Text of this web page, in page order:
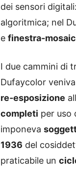
dei sensori
algoritmica; nel
e finestra-
I due cammini di
Dufaycolor
re‑esposizione
completi per uso
imponeva
1936 del
praticabile un